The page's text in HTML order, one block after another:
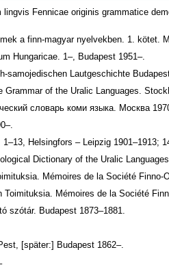
Fennicae originis grammatice
a finn-magyar nyelvekben. 1. kötet.
Hungaricae. 1–, Budapest 1951–.
samojedischen Lautgeschichte
Grammar of the Uralic Languages.
словарь коми языка. Москва
Helsingfors – Leipzig 1901–1913;
Dictionary of the Uralic
Mémoires de la Société Finno-
Toimituksia. Mémoires de la Société
szótár. Budapest 1873–1881.
[später:] Budapest 1862–.